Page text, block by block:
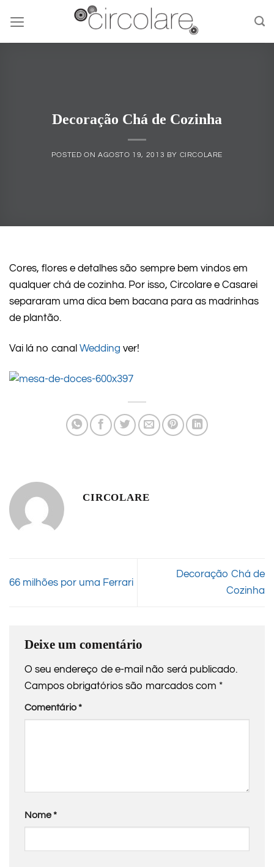
content
Decoração Chá de Cozinha
POSTED ON AGOSTO 19, 2013 BY CIRCOLARE
Cores, flores e detalhes são sempre bem vindos em
qualquer chá de cozinha. Por isso, Circolare e Casarei
separaram uma dica bem bacana para as madrinhas
de plantão.
Vai lá no canal Wedding ver!
CIRCOLARE
66 milhões por uma Ferrari
Decoração Chá de
Cozinha
Deixe um comentário
O seu endereço de e-mail não será publicado.
Campos obrigatórios são marcados com *
Comentário*
Nome*